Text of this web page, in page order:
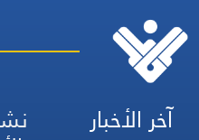
آخر الأخبار